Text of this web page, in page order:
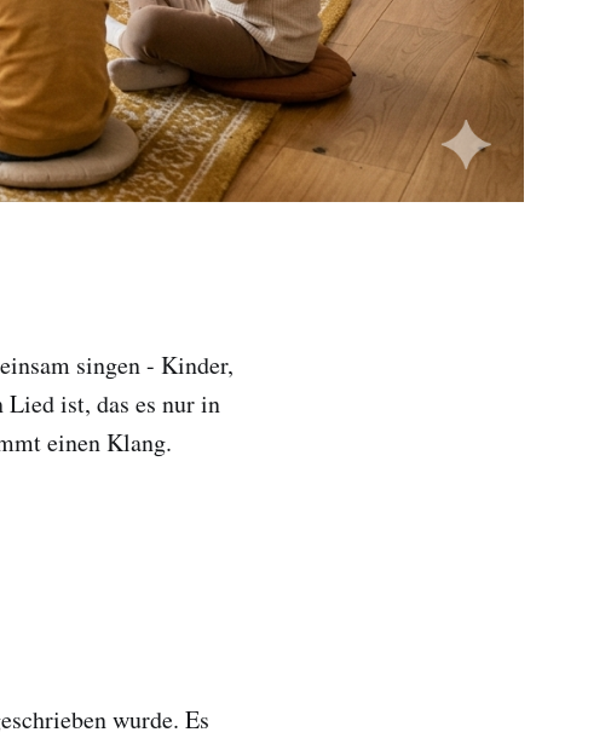
singen - Kinder,
Lied ist, das es nur in
einen Klang.
wurde. Es